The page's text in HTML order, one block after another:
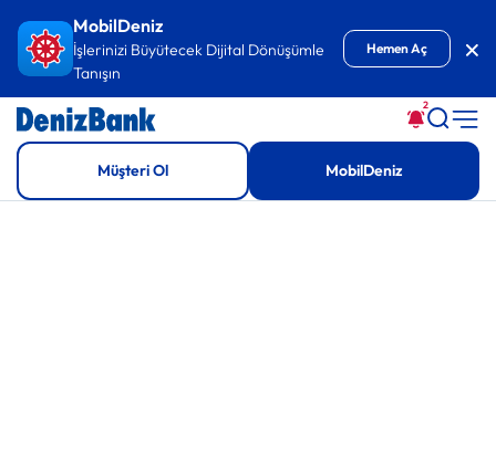
İçeriğe GitMobilDeniz
İşlerinizi Büyütecek Dijital Dönüşümle
Tanışın
Hemen Aç
2
Müşteri Ol MobilDeniz